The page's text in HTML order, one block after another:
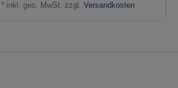
* inkl. ges. MwSt. zzgl.Versandkosten